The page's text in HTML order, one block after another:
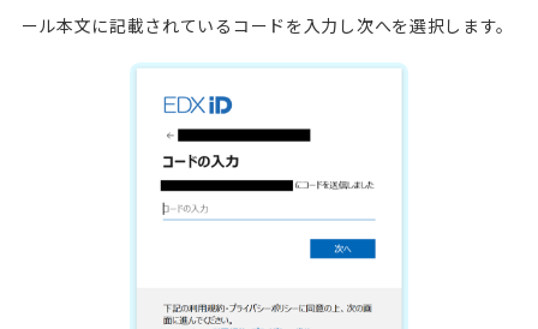
ール本文に記載されているコードを入力し次へを選択します。